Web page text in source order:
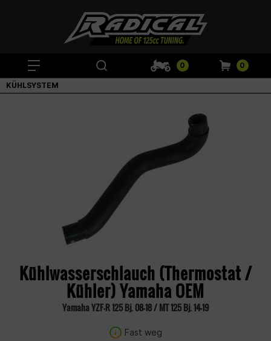
0 0
KÜHLSYSTEM
Kühlwasserschlauch (Thermostat /
Kühler) Yamaha OEM
Yamaha YZF-R 125 Bj. 08-18 / MT 125 Bj. 14-19
Fast weg